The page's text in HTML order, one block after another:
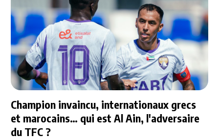
Champion invaincu, internationaux grecs
et marocains… qui est Al Ain, l'adversaire
du TFC ?